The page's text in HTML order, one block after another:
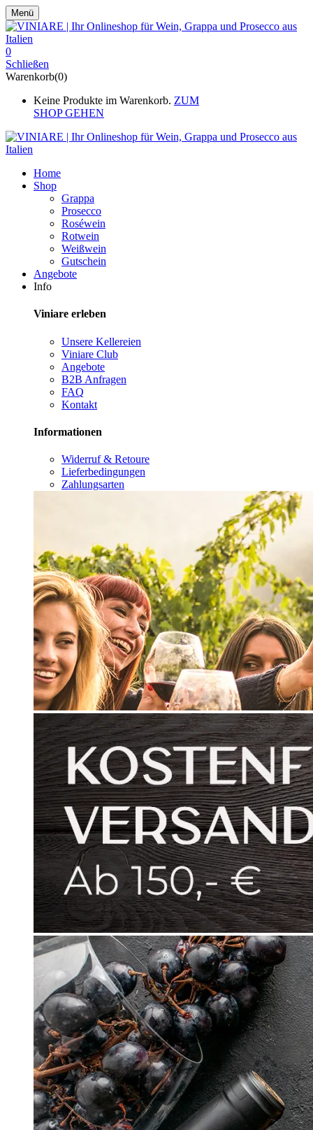
Menü
0
Schließen
Warenkorb(0)
Keine Produkte im Warenkorb. ZUM
SHOP GEHEN
Home
Shop
Grappa
Prosecco
Roséwein
Rotwein
Weißwein
Gutschein
Angebote
Info
Viniare erleben
Unsere Kellereien
Viniare Club
Angebote
B2B Anfragen
FAQ
Kontakt
Informationen
Widerruf & Retoure
Lieferbedingungen
Zahlungsarten